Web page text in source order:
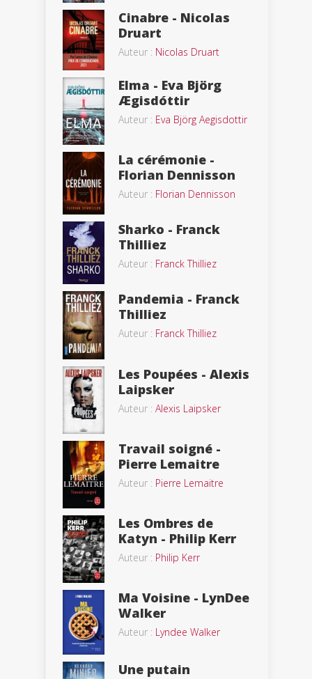
Cinabre - Nicolas
Druart
Auteur : Nicolas Druart
Elma - Eva Björg
Ægisdóttir
Auteur : Eva Björg Aegisdottir
La cérémonie -
Florian Dennisson
Auteur : Florian Dennisson
Sharko - Franck
Thilliez
Auteur : Franck Thilliez
Pandemia - Franck
Thilliez
Auteur : Franck Thilliez
Les Poupées - Alexis
Laipsker
Auteur : Alexis Laipsker
Travail soigné -
Pierre Lemaitre
Auteur : Pierre Lemaitre
Les Ombres de
Katyn - Philip Kerr
Auteur : Philip Kerr
Ma Voisine - LynDee
Walker
Auteur : Lyndee Walker
Une putain